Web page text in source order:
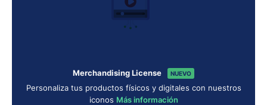
Merchandising License NUEVO
Personaliza tus productos físicos y digitales con nuestros
iconos Más información